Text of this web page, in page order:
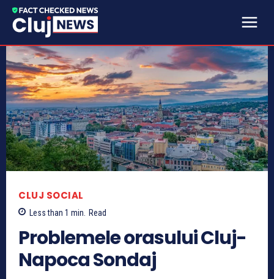
CLUJ SOCIAL
Less than 1 min. Read
Problemele orasului Cluj-
Napoca Sondaj